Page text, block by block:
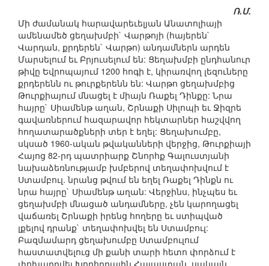
Ռ.Մ.
Մի ժամանակ հարավարեւելյան Անատոլիայի
ամենամեծ ցեղախմբի` Վարթոյի (հայերեն`
Վարդան, քրդերեն` Վարթո) անդամներն արդեն
Մարսելում եւ Բրյուսելում են: Ցեղախմբի ընդհանուր
թիվը Եվրոպայում 1200 հոգի է, կիրառվող լեզուները
քրդերենն ու թուրքերենն են: Վարթո ցեղախմբից
Թուրքիայում մնացել է միայն Ռաքել Դինքը: Նրա
հայրը` Սիամենթ աղան, Շրնաքի Սիլոպի եւ Ջիզրե
գավառներում հազարավոր հեկտարներ հաշվվող
հողատարածքների տեր է եղել: Ցեղախումբը,
սկսած 1960-ական թվականների վերջից, Թուրքիայի
Հայոց 82-րդ պատրիարք Շնորհք Գալուստյանի
նախաձեռնությամբ խմբերով տեղափոխվում է
Ստամբուլ. նրանց թվում են եղել Ռաքել Դինքն ու
նրա հայրը` Սիամենթ աղան: Վերջինս, ինչպես եւ
ցեղախմբի մնացած անդամները, չեն կարողացել
վաճառել Շրնաքի իրենց հողերը եւ ստիպված
լքելով դրանք` տեղափոխվել են Ստամբուլ:
Բազմամարդ ցեղախումբը Ստամբուլում
հաստատվելուց մի քանի տարի հետո փորձում է